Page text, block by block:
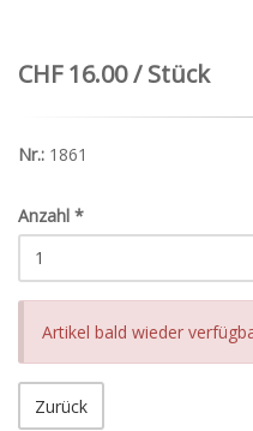
CHF 16.00 / Stück
Nr.: 1861
Anzahl *
Artikel bald wieder
Zurück